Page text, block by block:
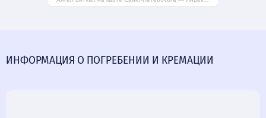
ИНФОРМАЦИЯ О ПОГРЕБЕНИИ И КРЕМАЦИИ